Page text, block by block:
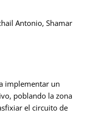
Antonio, Shamar
implementar un
poblando la zona
el circuito de